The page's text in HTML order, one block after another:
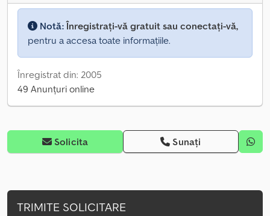
Notă:Înregistrați-vă gratuit sau conectați-vă,
pentru a accesa toate informațiile.
Înregistrat din: 2005
49 Anunțuri online
Solicita Sunați
TRIMITE SOLICITARE